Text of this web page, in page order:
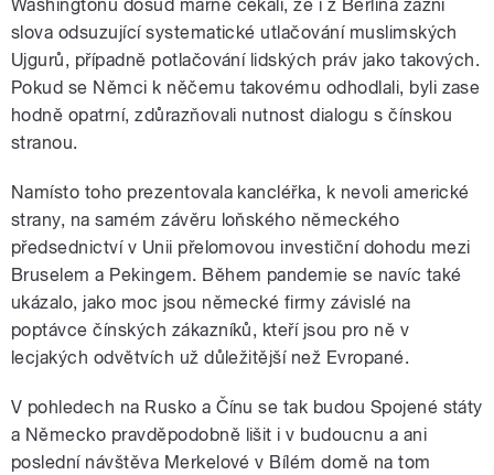
Washingtonu dosud marně čekali, že i z Berlína zazní
slova odsuzující systematické utlačování muslimských
Ujgurů, případně potlačování lidských práv jako takových.
Pokud se Němci k něčemu takovému odhodlali, byli zase
hodně opatrní, zdůrazňovali nutnost dialogu s čínskou
stranou.
Namísto toho prezentovala kancléřka, k nevoli americké
strany, na samém závěru loňského německého
předsednictví v Unii přelomovou investiční dohodu mezi
Bruselem a Pekingem. Během pandemie se navíc také
ukázalo, jako moc jsou německé firmy závislé na
poptávce čínských zákazníků, kteří jsou pro ně v
lecjakých odvětvích už důležitější než Evropané.
V pohledech na Rusko a Čínu se tak budou Spojené státy
a Německo pravděpodobně lišit i v budoucnu a ani
poslední návštěva Merkelové v Bílém domě na tom